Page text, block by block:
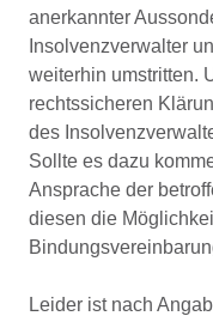
anerkannter
Insolvenzverwalter
weiterhin umstritten.
rechtssicheren
des
Sollte es dazu
Ansprache der
diesen die
Leider ist nach